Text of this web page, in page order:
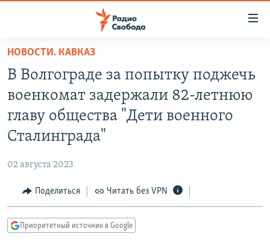
упрощенного
доступа
основному
содержанию
навигации
Вернутся
АВТОРСКИЕ ПРОЕКТЫ
ЦИТАТЫ СВОБОДЫ
КУЛЬТУРА
IDEL.РЕАЛИИ
КАВКАЗ.РЕАЛИИ
НОВОСТИ. КАВКАЗ
В Волгограде за попытку поджечь
военкомат задержали 82-летнюю
главу общества "Дети военного
Сталинграда"
02 августа 2023
Поделиться Читать без VPN
Приоритетный источник в Google